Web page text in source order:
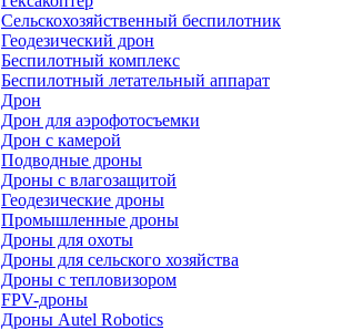
Сельскохозяйственный беспилотник
Геодезический дрон
Беспилотный комплекс
Беспилотный летательный аппарат
Дрон
Дрон для аэрофотосъемки
Дрон с камерой
Подводные дроны
Дроны с влагозащитой
Геодезические дроны
Промышленные дроны
Дроны для охоты
Дроны для сельского хозяйства
Дроны с тепловизором
FPV-дроны
Дроны Autel Robotics